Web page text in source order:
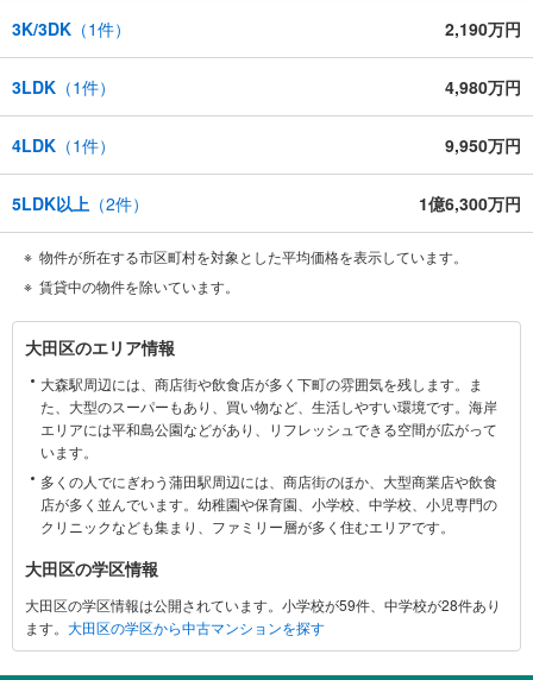
3K/3DK （1件） 2,190万円
3LDK （1件） 4,980万円
4LDK （1件） 9,950万円
5LDK以上 （2件） 1億6,300万円
物件が所在する市区町村を対象とした平均価格を表示しています。
賃貸中の物件を除いています。
大
田
区
に
情
大田区のエリア情報
大森駅周辺には、商店街や飲食店が多く下町の雰囲気を残します。ま
た、大型のスーパーもあり、買い物など、生活しやすい環境です。海岸
エリアには平和島公園などがあり、リフレッシュできる空間が広がって
います。
多くの人でにぎわう蒲田駅周辺には、商店街のほか、大型商業店や飲食
店が多く並んでいます。幼稚園や保育園、小学校、中学校、小児専門の
クリニックなども集まり、ファミリー層が多く住むエリアです。
大田区の学区情報
大田区の学区情報は公開されています。小学校が59件、中学校が28件あり
ます。 大田区の学区から中古マンションを探す